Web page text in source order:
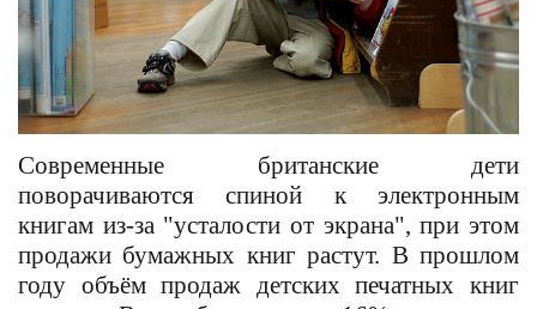
Современные британские дети
поворачиваются спиной к электронным
книгам из-за "усталости от экрана", при этом
продажи бумажных книг растут. В прошлом
году объём продаж детских печатных книг